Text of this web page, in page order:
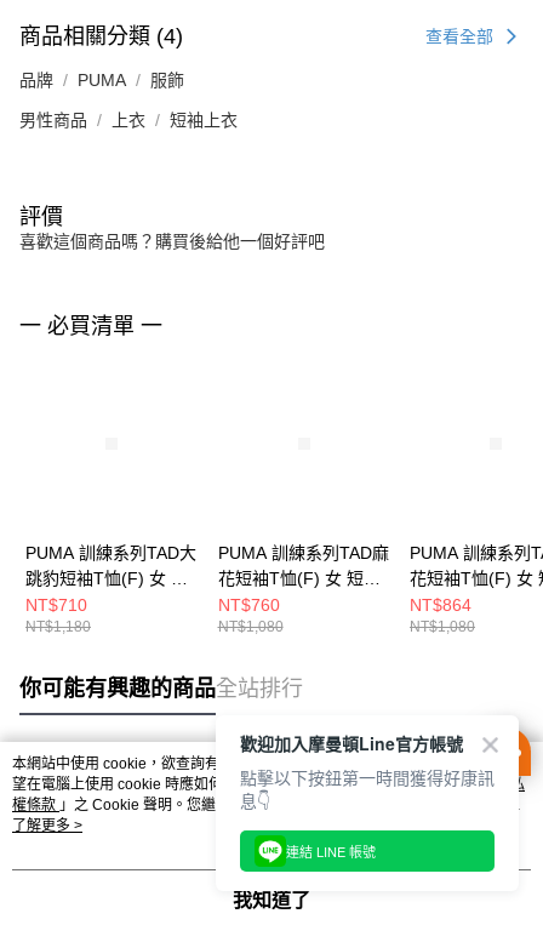
商品相關分類 (4) 查看全部
品牌 PUMA 服飾
男性商品 上衣 短袖上衣
評價
喜歡這個商品嗎？購買後給他一個好評吧
一 必買清單 一
PUMA 訓練系列TAD大
跳豹短袖T恤(F) 女 短
袖上衣 52667301
NT$710
NT$1,180
PUMA 訓練系列TAD麻
花短袖T恤(F) 女 短袖
上衣 52589198
NT$760
NT$1,080
PUMA 訓練系列
花短袖T恤(F) 女
上衣 52589126
NT$864
NT$1,080
你可能有興趣的商品全站排行
熱門標籤
本網站中使用 cookie，欲查詢有關本網站使用 cookie 方式之詳情，及若您不希
望在電腦上使用 cookie 時應如何變更電腦的 cookie 設定，請參閱本網站「
隱私
權條款 」之 Cookie 聲明。您繼續使用本網站即表示您同意本公司得按本網站使
用條款之 Cookie 聲明使用 cookie。
了解更多 >
我知道了
歡迎加入摩曼頓Line官方帳號
點擊以下按鈕第一時間獲得好康訊
息👇
連結 LINE 帳號